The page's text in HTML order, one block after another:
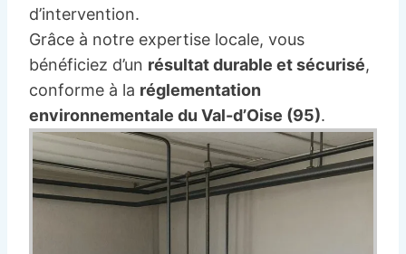
d’intervention.
Grâce à notre expertise locale, vous
bénéficiez d’un résultat durable et sécurisé,
conforme à la réglementation
environnementale du Val-d’Oise (95).